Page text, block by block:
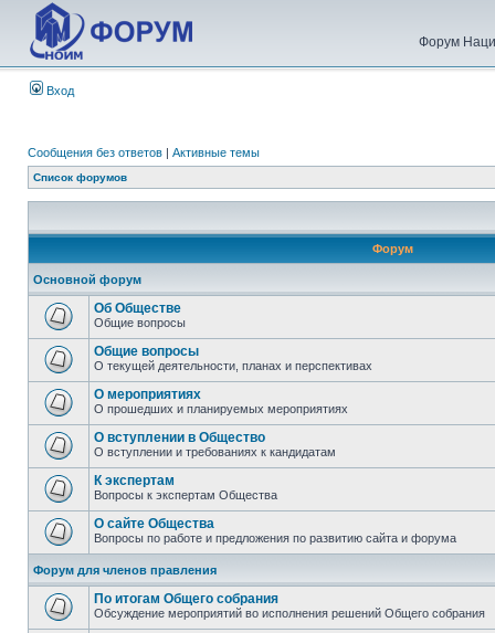
Форум
Вход
Сообщения без ответов | Активные темы
Список форумов
Форум
Основной форум
Об Обществе
Общие вопросы
Общие вопросы
О текущей деятельности, планах и перспективах
О мероприятиях
О прошедших и планируемых мероприятиях
О вступлении в Общество
О вступлении и требованиях к кандидатам
К экспертам
Вопросы к экспертам Общества
О сайте Общества
Вопросы по работе и предложения по развитию сайта и форума
Форум для членов правления
По итогам Общего собрания
Обсуждение мероприятий во исполнения решений Общего собрания